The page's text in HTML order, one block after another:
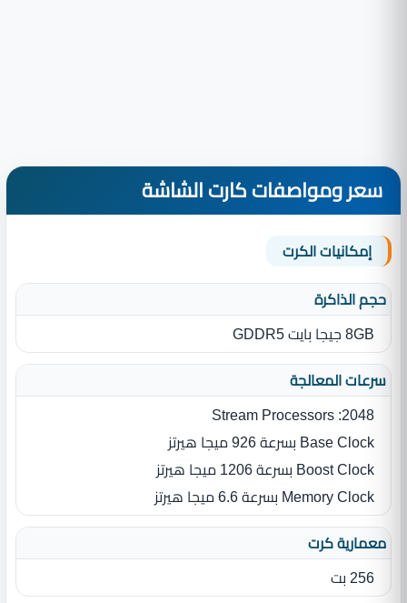
سعر ومواصفات كارت الشاشة
إمكانيات الكرت
حجم الذاكرة
8GB جيجا بايت GDDR5
سرعات المعالجة
Stream Processors :2048
Base Clock بسرعة 926 ميجا هيرتز
Boost Clock بسرعة 1206 ميجا هيرتز
Memory Clock بسرعة 6.6 ميجا هيرتز
معمارية كرت
256 بت